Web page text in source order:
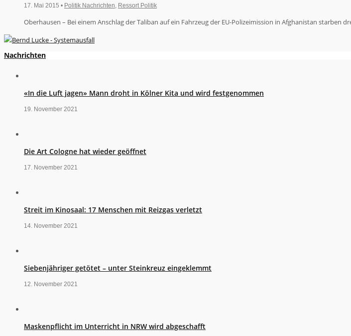
17. Mai 2015 • Politik Nachrichten Ressort Politik
Oberhausen – Bei einem Anschlag der Taliban auf ein Fahrzeug der EU-Polizeimission in Afghanistan
Nachrichten
«In die Luft jagen» Mann droht in Kölner Kita und wird festgenommen
19. November 2021
Die Art Cologne hat wieder geöffnet
17. November 2021
Streit im Kinosaal: 17 Menschen mit Reizgas verletzt
14. November 2021
Siebenjähriger getötet – unter Steinkreuz eingeklemmt
12. November 2021
Maskenpflicht im Unterricht in NRW wird abgeschafft